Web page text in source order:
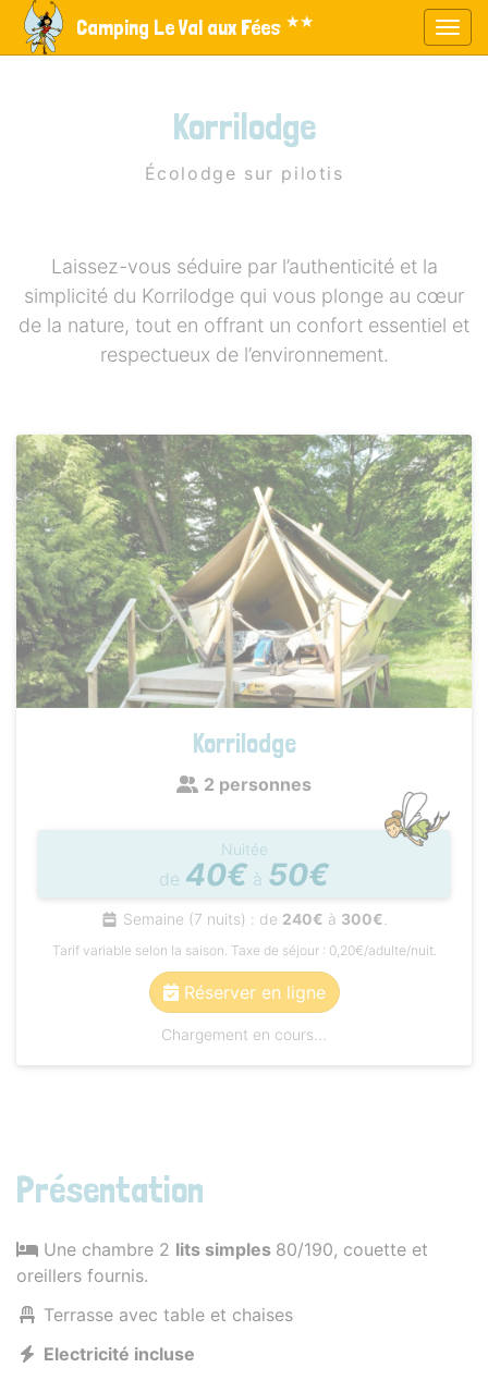
Camping Le Val aux Fées ★★
Korrilodge
Écolodge sur pilotis
Laissez-vous séduire par l’authenticité et la
simplicité du Korrilodge qui vous plonge au cœur
de la nature, tout en offrant un confort essentiel et
respectueux de l’environnement.
Korrilodge
2 personnes
Nuitée
de 40€ à 50€
Semaine (7 nuits) : de 240€ à 300€
Tarif variable selon la saison. Taxe de séjour : 0,20€/adulte/nuit.
Réserver en ligne
Chargement en cours...
Présentation
Une chambre 2 lits simples 80/190, couette et
oreillers fournis.
Terrasse avec table et chaises
Electricité incluse
Panneau de gestion des cookies